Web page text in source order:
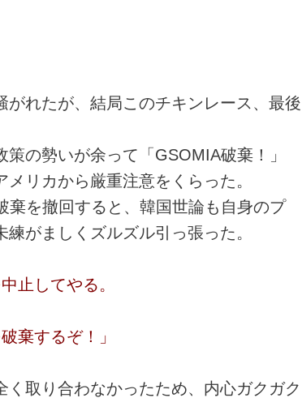
れたが、結局このチキンレース、最後
の勢いが余って「GSOMIA破棄！」
リカから厳重注意をくらった。
棄を撤回すると、韓国世論も自身のプ
がましくズルズル引っ張った。
止してやる。
棄するぞ！」
取り合わなかったため、内心ガクガク